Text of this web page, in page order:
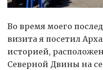
Во время моего
визита я посетил
историей,
Северной Двины на